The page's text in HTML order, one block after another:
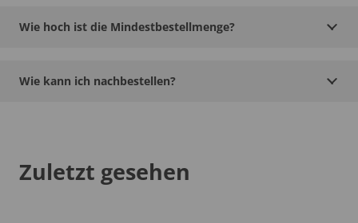
Wie hoch ist die Mindestbestellmenge?
Wie kann ich nachbestellen?
Zuletzt gesehen